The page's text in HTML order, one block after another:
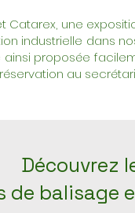
une
industrielle dans
proposée
au
Découvrez
de